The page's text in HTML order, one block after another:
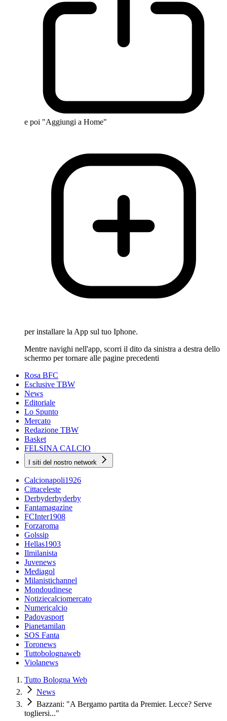
e poi "Aggiungi a Home"
per installare la App sul tuo Iphone.
Mentre navighi nell'app, scorri il dito da sinistra a destra dello
schermo per tornare alle pagine precedenti
Rosa BFC
Esclusive TBW
News
Editoriale
Lo Spunto
Mercato
Redazione TBW
Basket
FELSINA CALCIO
I siti del nostro network
Calcionapoli1926
Cittaceleste
Derbyderbyderby
Fantamagazine
FCInter1908
Forzaroma
Golssip
Hellas1903
Ilmilanista
Juvenews
Mediagol
Milanistichannel
Mondoudinese
Notiziecalciomercato
Numericalcio
Padovasport
Pianetamilan
SOS Fanta
Toronews
Tuttobolognaweb
Violanews
Tutto Bologna Web
News
Bazzani: "A Bergamo partita da Premier. Lecce? Serve
togliersi..."